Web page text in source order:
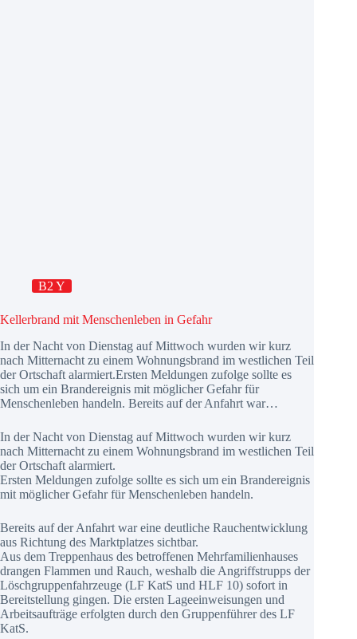
B2 Y
Kellerbrand mit Menschenleben in Gefahr
In der Nacht von Dienstag auf Mittwoch wurden wir kurz
nach Mitternacht zu einem Wohnungsbrand im westlichen Teil
der Ortschaft alarmiert.Ersten Meldungen zufolge sollte es
sich um ein Brandereignis mit möglicher Gefahr für
Menschenleben handeln. Bereits auf der Anfahrt war…
In der Nacht von Dienstag auf Mittwoch wurden wir kurz
nach Mitternacht zu einem Wohnungsbrand im westlichen Teil
der Ortschaft alarmiert.
Ersten Meldungen zufolge sollte es sich um ein Brandereignis
mit möglicher Gefahr für Menschenleben handeln.
Bereits auf der Anfahrt war eine deutliche Rauchentwicklung
aus Richtung des Marktplatzes sichtbar.
Aus dem Treppenhaus des betroffenen Mehrfamilienhauses
drangen Flammen und Rauch, weshalb die Angriffstrupps der
Löschgruppenfahrzeuge (LF KatS und HLF 10) sofort in
Bereitstellung gingen. Die ersten Lageeinweisungen und
Arbeitsaufträge erfolgten durch den Gruppenführer des LF
KatS.